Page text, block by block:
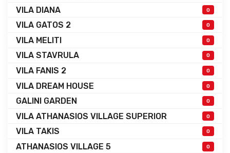
VILA DIANA 0
VILA GATOS 2 0
VILA MELITI 0
VILA STAVRULA 0
VILA FANIS 2 0
VILA DREAM HOUSE 0
GALINI GARDEN 0
VILA ATHANASIOS VILLAGE SUPERIOR 0
VILA TAKIS 0
ATHANASIOS VILLAGE 5 0